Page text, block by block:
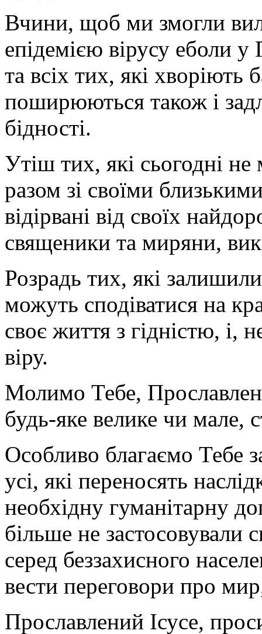
Вчини, щоб ми змогли
епідемією вірусу еболи у
та всіх тих, які
поширюються також і
бідності.
Утіш тих, які сьогодні
разом зі своїми
відірвані від своїх
священики та миряни,
Розрадь тих, які
можуть сподіватися на
своє життя з гідністю, і,
віру.
Молимо Тебе,
будь-яке велике чи мале,
Особливо благаємо
усі, які переносять
необхідну гуманітарну
більше не застосовували
серед беззахисного
вести переговори про
Прославлений Ісусе,